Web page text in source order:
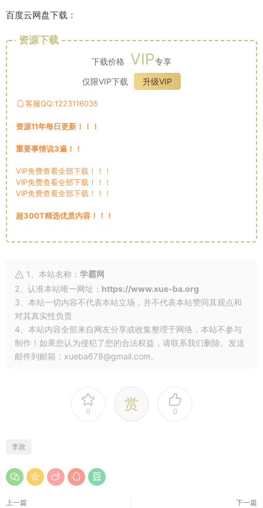
百度云网盘下载：
资源下载
下载价格 VIP专享
仅限VIP下载
升级VIP
客服QQ:1223116035
资源11年每日更新！！！
重要事情说3遍！！
VIP免费查看全部下载！！！
VIP免费查看全部下载！！！
VIP免费查看全部下载！！！
超300T精选优质内容！！！
1、本站名称： 学霸网
2、认准本站唯一网址： https://www.xue-ba.org
3、本站一切内容不代表本站立场，并不代表本站赞同其观点和
对其真实性负责
4、本站内容全部来自网友分享或收集整理于网络，本站不参与
制作！如果您认为侵犯了您的合法权益，请联系我们删除。发送
邮件到邮箱：xueba678@gmail.com。
0 赏 0
李政
上一篇 下一篇